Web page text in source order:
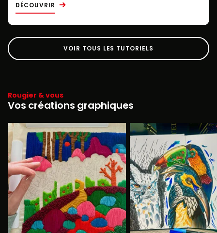
DÉCOUVRIR
VOIR TOUS LES TUTORIELS
Rougier & vous
Vos créations graphiques